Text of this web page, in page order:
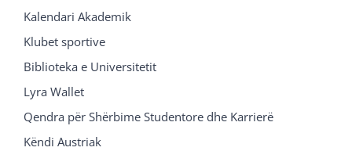
Kalendari Akademik
Klubet sportive
Biblioteka e Universitetit
Lyra Wallet
Qendra për Shërbime Studentore dhe Karrierë
Këndi Austriak